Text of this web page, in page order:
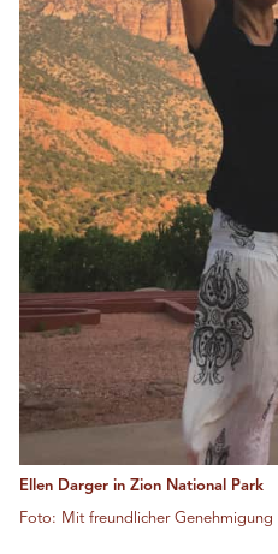
Ellen Darger in Zion National Park
Foto: Mit freundlicher Genehmigung